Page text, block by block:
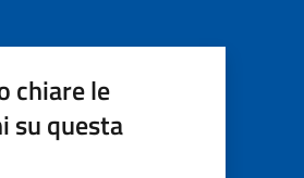
chiare le
su questa